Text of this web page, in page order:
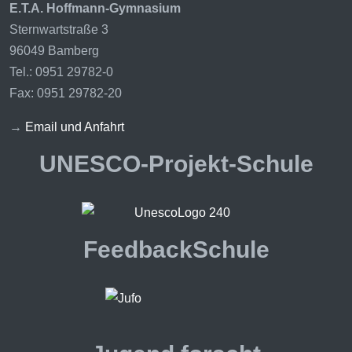
E.T.A. Hoffmann-Gymnasium
Sternwartstraße 3
96049 Bamberg
Tel.: 0951 29782-0
Fax: 0951 29782-20
→ Email und Anfahrt
UNESCO-Projekt-Schule
FeedbackSchule